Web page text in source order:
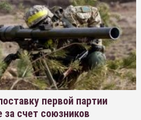
первой партии
за счет союзников